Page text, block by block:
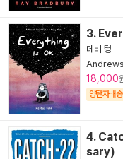
3.
데비 텅
18,000
양탄자배송
4.
sary) -